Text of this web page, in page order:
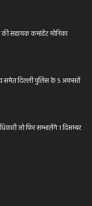
सहायक कमांडेंट मोनिका
समेत दिल्ली पुलिस के 5 अफसरों
जो फिर सम्भालेंगे 1 दिसम्बर